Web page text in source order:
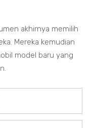
akhirnya memilih
Mereka kemudian
model baru yang